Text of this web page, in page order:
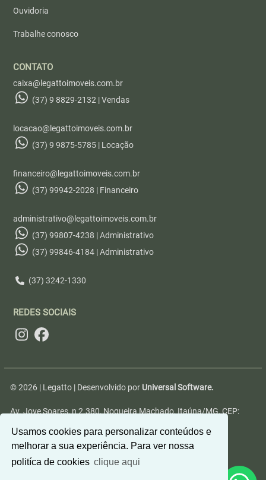
Usamos cookies para personalizar conteúdos e
melhorar a sua experiência. Para ver nossa
politíca de cookies clique aqui
Ouvidoria
Trabalhe conosco
CONTATO
caixa@legattoimoveis.com.br
(37) 9 8829-2132 | Vendas
locacao@legattoimoveis.com.br
(37) 9 9875-5785 | Locação
financeiro@legattoimoveis.com.br
(37) 99942-2028 | Financeiro
administrativo@legattoimoveis.com.br
(37) 99807-4238 | Administrativo
(37) 99846-4184 | Administrativo
(37) 3242-1330
REDES SOCIAIS
© 2026 | Legatto | Desenvolvido por Universal Software.
Av. Jove Soares, n 2.380, Nogueira Machado, Itaúna/MG, CEP: